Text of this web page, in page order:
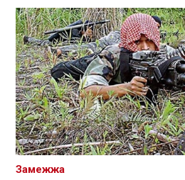
Замежжа